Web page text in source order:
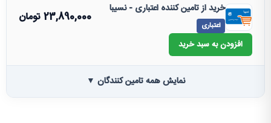
خرید از تامین کننده اعتباری - نسیبا
اعتباری
23,890,000تومان
افزودن به سبد خرید
نمایش همه تامین کنندگان ▼